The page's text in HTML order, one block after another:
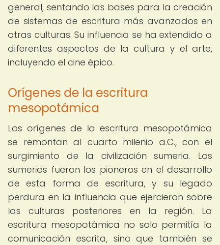
general, sentando las bases para la creación
de sistemas de escritura más avanzados en
otras culturas. Su influencia se ha extendido a
diferentes aspectos de la cultura y el arte,
incluyendo el cine épico.
Orígenes de la escritura
mesopotámica
Los orígenes de la escritura mesopotámica
se remontan al cuarto milenio a.C., con el
surgimiento de la civilización sumeria. Los
sumerios fueron los pioneros en el desarrollo
de esta forma de escritura, y su legado
perdura en la influencia que ejercieron sobre
las culturas posteriores en la región. La
escritura mesopotámica no solo permitía la
comunicación escrita, sino que también se